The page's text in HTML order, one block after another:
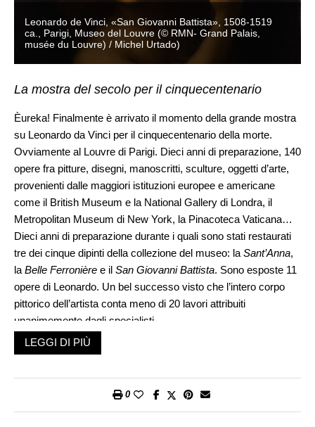
Leonardo de Vinci, «San Giovanni Battista», 1508-1519
ca., Parigi, Museo del Louvre (© RMN- Grand Palais,
musée du Louvre) / Michel Urtado)
La mostra del secolo per il cinquecentenario
Èureka! Finalmente è arrivato il momento della grande mostra
su Leonardo da Vinci per il cinquecentenario della morte.
Ovviamente al Louvre di Parigi. Dieci anni di preparazione, 140
opere fra pitture, disegni, manoscritti, sculture, oggetti d’arte,
provenienti dalle maggiori istituzioni europee e americane
come il British Museum e la National Gallery di Londra, il
Metropolitan Museum di New York, la Pinacoteca Vaticana…
Dieci anni di preparazione durante i quali sono stati restaurati
tre dei cinque dipinti della collezione del museo: la Sant’Anna,
la Belle Ferronière e il San Giovanni Battista. Sono esposte 11
opere di Leonardo. Un bel successo visto che l’intero corpo
pittorico dell’artista conta meno di 20 lavori attribuiti
unanimemente dagli specialisti.
Uno dei fili conduttori dell’esposizione è il concetto di
componimento inculto
parte, coincide con la sua volontà di sperimentare. Lo si
LEGGI DI PIÙ
0